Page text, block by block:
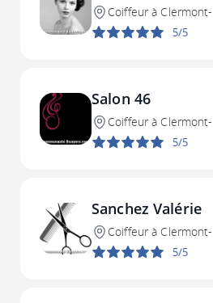
Biard
Coiffeur à
5/5
Salon 46
Coiffeur à
5/5
Sanchez Valérie
Coiffeur à
5/5